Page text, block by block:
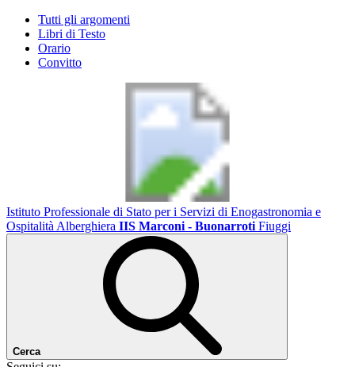
Tutti gli argomenti
Libri di Testo
Orario
Convitto
Istituto Professionale di Stato per i Servizi di Enogastronomia e
Ospitalità Alberghiera IIS Marconi - Buonarroti Fiuggi
Cerca